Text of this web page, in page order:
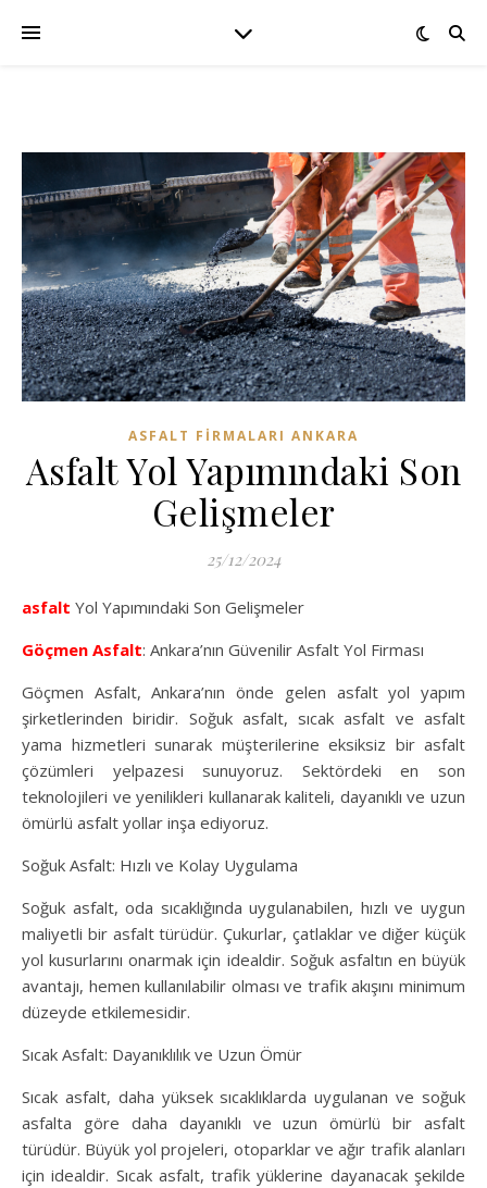
ASFALT FIRMALARI ANKARA
Asfalt Yol Yapımındaki Son
Gelişmeler
25/12/2024
asfalt Yol Yapımındaki Son Gelişmeler
Göçmen Asfalt: Ankara’nın Güvenilir Asfalt Yol Firması
Göçmen Asfalt, Ankara’nın önde gelen asfalt yol yapım
şirketlerinden biridir. Soğuk asfalt, sıcak asfalt ve asfalt
yama hizmetleri sunarak müşterilerine eksiksiz bir asfalt
çözümleri yelpazesi sunuyoruz. Sektördeki en son
teknolojileri ve yenilikleri kullanarak kaliteli, dayanıklı ve uzun
ömürlü asfalt yollar inşa ediyoruz.
Soğuk Asfalt: Hızlı ve Kolay Uygulama
Soğuk asfalt, oda sıcaklığında uygulanabilen, hızlı ve uygun
maliyetli bir asfalt türüdür. Çukurlar, çatlaklar ve diğer küçük
yol kusurlarını onarmak için idealdir. Soğuk asfaltın en büyük
avantajı, hemen kullanılabilir olması ve trafik akışını minimum
düzeyde etkilemesidir.
Sıcak Asfalt: Dayanıklılık ve Uzun Ömür
Sıcak asfalt, daha yüksek sıcaklıklarda uygulanan ve soğuk
asfalta göre daha dayanıklı ve uzun ömürlü bir asfalt
türüdür. Büyük yol projeleri, otoparklar ve ağır trafik alanları
için idealdir. Sıcak asfalt, trafik yüklerine dayanacak şekilde